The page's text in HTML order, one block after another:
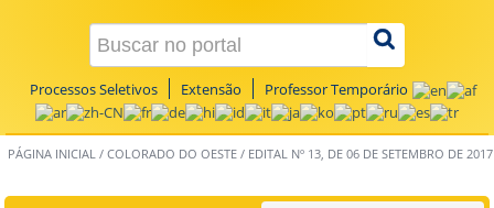
Processos Seletivos Extensão Professor Temporário
PÁGINA INICIAL / COLORADO DO OESTE / EDITAL Nº 13, DE 06 DE SETEMBRO DE 2017